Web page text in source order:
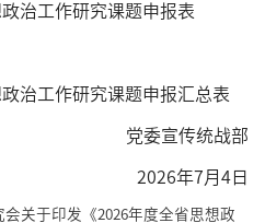
治工作研究课题申报表
治工作研究课题申报汇总表
党委宣传统战部
2026年7月4日
关于印发《2026年度全省思想政